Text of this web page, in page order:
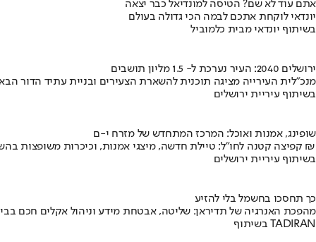
אתם עוד לא שם? הטיסה למונדיאל כבר יצאה
יונדאי לוקחת אתכם לבמה הכי גדולה בעולם
בשיתוף יונדאי מבית כלמוביל
ירושלים 2040: העיר נערכת ל- 1.5 מליון תושבים
מנכ"לית העירייה מציגה תוכנית להשארת הצעירים ובניית עתיד הדור
בשיתוף עיריית ירושלים
שופינג, אמנות ואוכל: המרכז המתחדש של מזרח י-ם
קפיצה קטנה לחו"ל: טיילת חדשה, מיצגי אמנות, וכיכרות משופצות בהשקעה של 100 מיליון ₪
בשיתוף עיריית ירושלים
כך תחסכו בחשמל בלי להזיע
מהפכת האנרגיה של תדיראן: שליטה, אבטחת מידע וניהול אקלים חכם
בשיתוף TADIRAN